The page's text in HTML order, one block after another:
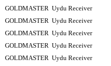
GOLDMASTER Uydu Receiver
GOLDMASTER Uydu Receiver
GOLDMASTER Uydu Receiver
GOLDMASTER Uydu Receiver
GOLDMASTER Uydu Receiver